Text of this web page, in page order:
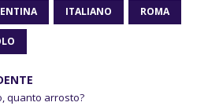
ITALIANO ROMA
quanto arrosto?